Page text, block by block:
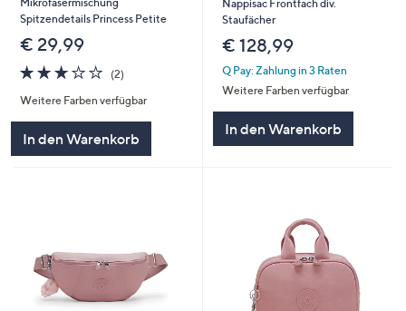
Spitzendetails Princess Petite
€ 29,99
3.0
von
5
(2)2
Weitere Farben verfügbar
In den Warenkorb
Nappisac Frontfach div.
Staufächer
€ 128,99
Q Pay: Zahlung in 3 Raten
Weitere Farben verfügbar
In den Warenkorb